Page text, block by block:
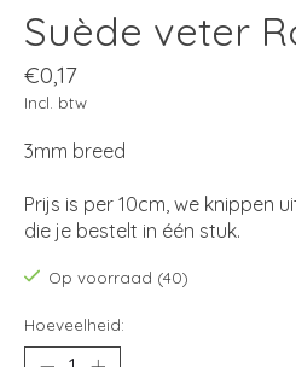
Suède veter
€0,17
Incl. btw
3mm breed
Prijs is per 10cm, we knippen
die je bestelt in één stuk.
Op voorraad (40)
Hoeveelheid: